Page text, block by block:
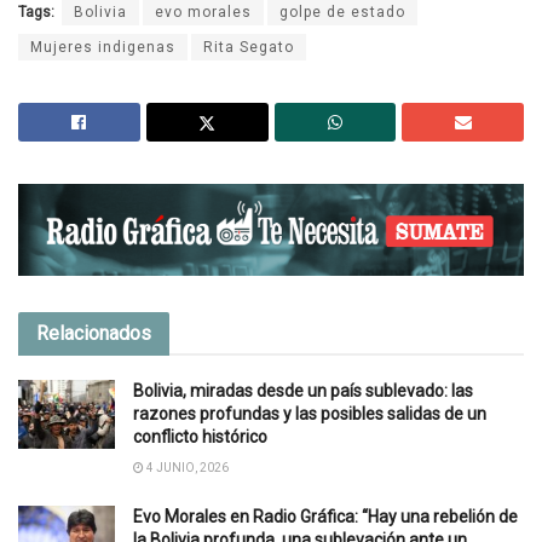
Tags: Bolivia evo morales golpe de estado
Mujeres indigenas Rita Segato
Relacionados
Bolivia, miradas desde un país sublevado: las
razones profundas y las posibles salidas de un
conflicto histórico
4 JUNIO, 2026
Evo Morales en Radio Gráfica: “Hay una rebelión de